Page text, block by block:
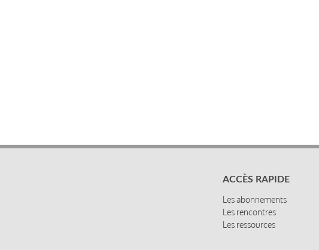
ACCÈS RAPIDE
Les abonnements
Les rencontres
Les ressources